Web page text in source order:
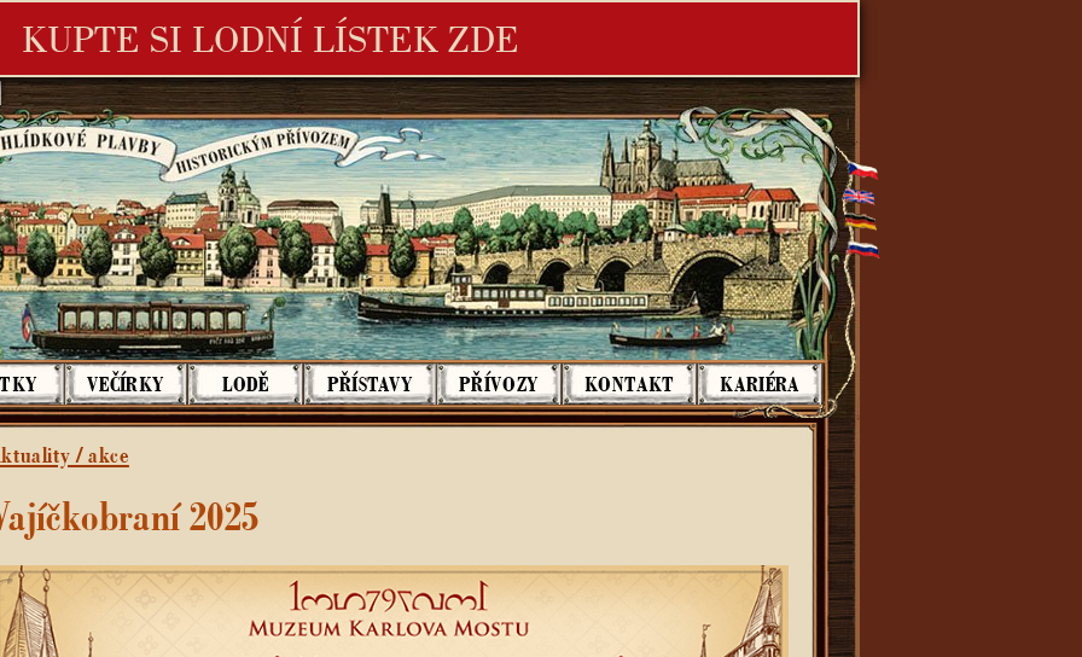
Benátky - Plavby historickým přívozem
VEČÍRKY LODĚ PŘÍSTAVY PŘÍVOZY KONTAKT KARIÉRA
/ akce
2025
KUPTE SI LODNÍ LÍSTEK ZDE